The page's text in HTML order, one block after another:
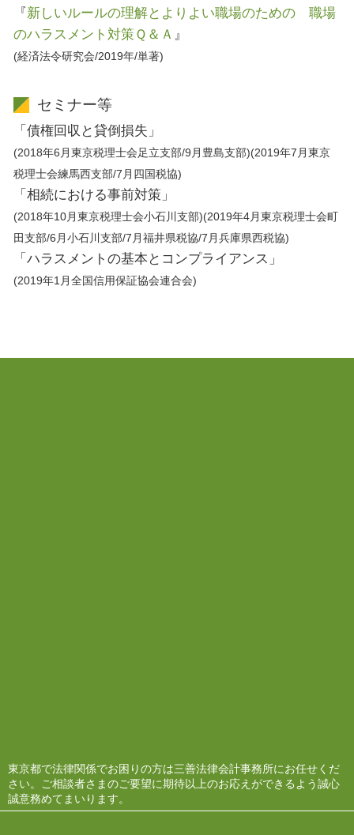
『 新しいルールの理解とよりよい職場のための 職場
のハラスメント対策Ｑ＆Ａ 』
(経済法令研究会/2019年/単著)
セミナー等
「債権回収と貸倒損失」
(2018年6月東京税理士会足立支部/9月豊島支部)(2019年7月東京
税理士会練馬西支部/7月四国税協)
「相続における事前対策」
(2018年10月東京税理士会小石川支部)(2019年4月東京税理士会町
田支部/6月小石川支部/7月福井県税協/7月兵庫県西税協)
「ハラスメントの基本とコンプライアンス」
(2019年1月全国信用保証協会連合会)
東京都で法律関係でお困りの方は三善法律会計事務所にお任せくだ
さい。ご相談者さまのご要望に期待以上のお応えができるよう誠心
誠意務めてまいります。